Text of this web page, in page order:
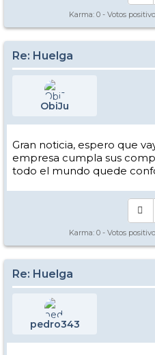
Karma: 0 - Votos
Re: Huelga
ObiJu
Gran noticia, espero que
empresa cumpla sus
todo el mundo quede
Karma: 0 - Votos
Re: Huelga
pedro343